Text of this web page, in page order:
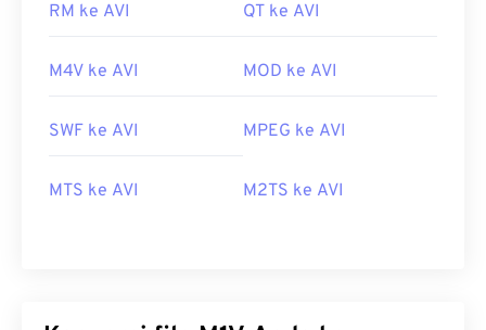
RM ke AVI QT ke AVI
M4V ke AVI MOD ke AVI
SWF ke AVI MPEG ke AVI
MTS ke AVI M2TS ke AVI